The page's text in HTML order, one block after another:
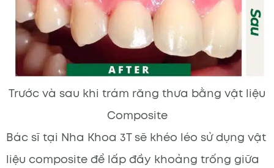
Trước và sau khi trám răng thưa bằng vật liệu
Composite
Bác sĩ tại Nha Khoa 3T sẽ khéo léo sử dụng vật
liệu composite để lấp đầy khoảng trống giữa